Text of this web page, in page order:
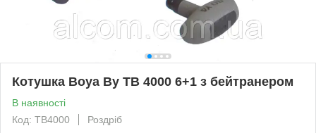
Котушка Boya By TB 4000 6+1 з бейтранером
В наявності
Код: TB4000
Роздріб